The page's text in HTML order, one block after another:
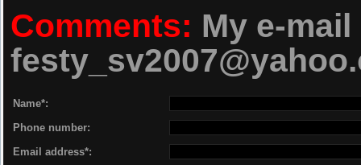
Ripper...............: EAC
Codec................: Free
Version..............:
Comments: My e-
Name*:
Phone number:
Email address*: